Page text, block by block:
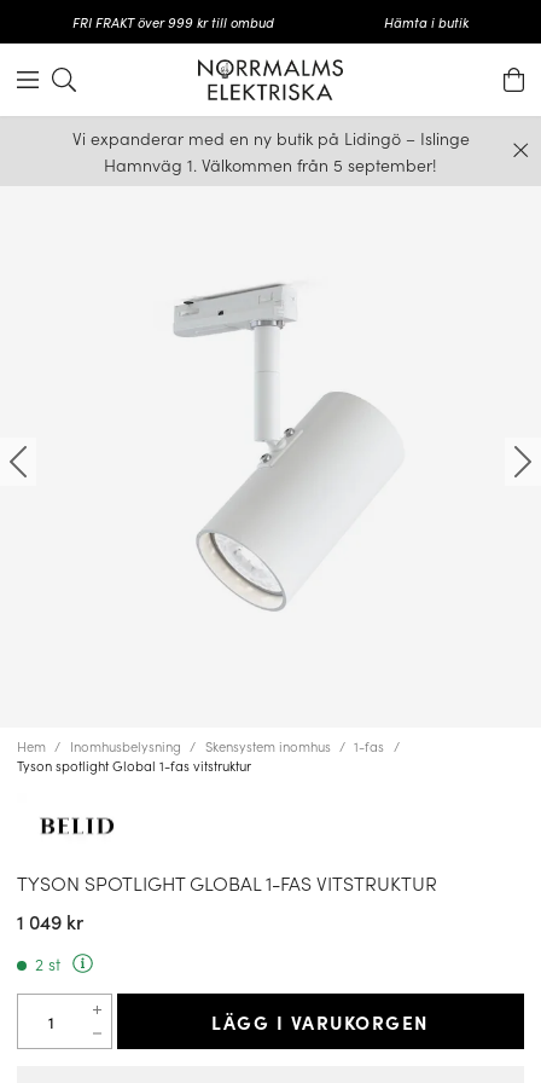
FRI FRAKT över 999 kr till ombud Hämta i butik
Vi expanderar med en ny butik på Lidingö – Islinge
Hamnväg 1. Välkommen från 5 september!
Hem Inomhusbelysning Skensystem inomhus
1-fas
Tyson spotlight Global 1-fas vitstruktur
TYSON SPOTLIGHT GLOBAL 1-FAS VITSTRUKTUR
1 049 kr
2 st
LÄGG I VARUKORGEN